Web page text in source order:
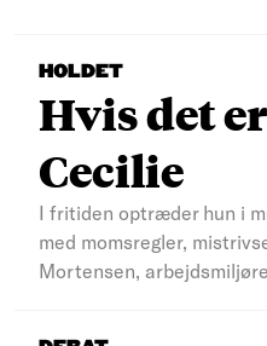
HOLDET
Hvis det
Cecilie
I fritiden optræder hun i
med momsregler,
Mortensen,